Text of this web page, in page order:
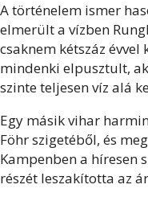
A történelem ismer
elmerült a vízben
csaknem kétszáz
mindenki elpusztult,
szinte teljesen víz alá
Egy másik vihar
Föhr szigetéből, és
Kampenben a híresen
részét leszakította az